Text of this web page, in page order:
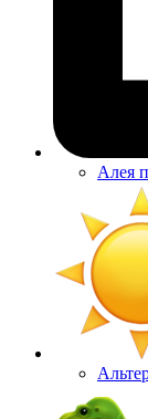
Алея